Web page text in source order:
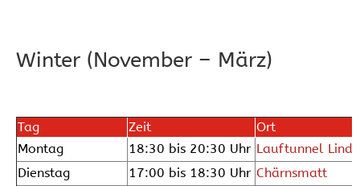
Winter (November – März)
Tag Zeit
Ort
Montag
18:30 bis 20:30 Uhr Lauftunnel
Dienstag
17:00 bis 18:30 Uhr Chärnsmatt